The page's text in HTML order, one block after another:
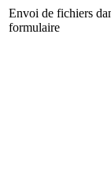
Envoi de fichiers
formulaire